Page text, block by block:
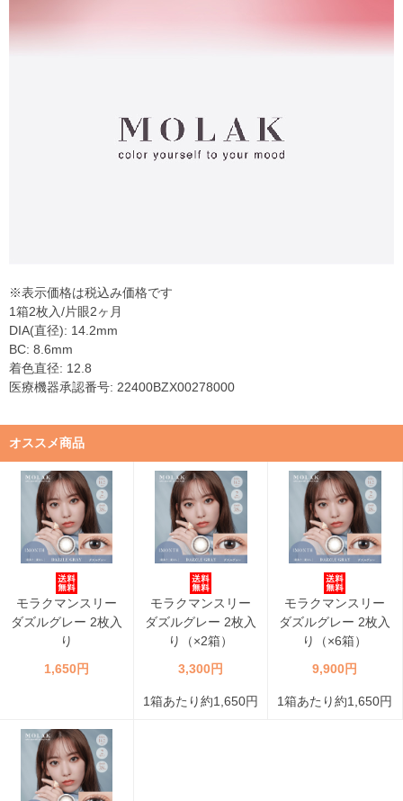
※表示価格は税込み価格です
1箱2枚入/片眼2ヶ月
DIA(直径): 14.2mm
BC: 8.6mm
着色直径: 12.8
医療機器承認番号: 22400BZX00278000
オススメ商品
モラクマンスリー
ダズルグレー 2枚入
り
1,650円
モラクマンスリー
ダズルグレー 2枚入
り（×2箱）
3,300円
1箱あたり約1,650円
モラクマンスリー
ダズルグレー 2枚入
り（×6箱）
9,900円
1箱あたり約1,650円